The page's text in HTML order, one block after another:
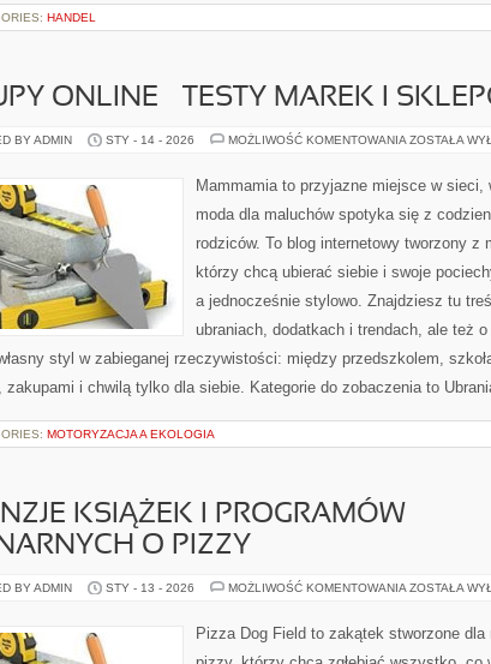
HANDEL
ONLINE – TESTY MAREK I
BY ADMIN STY - 14 - 2026 MOŻLIWOŚĆ KOMENTOWANIA ZAKUPY
MAREK
SKLEPÓW
ZOSTAŁA
Mammamia to przyjazne miejsce w sieci,
moda dla maluchów spotyka się z
rodziców. To blog internetowy tworzony z
którzy chcą ubierać siebie i swoje
a jednocześnie stylowo. Znajdziesz tu
ubraniach, dodatkach i trendach, ale też
styl w zabieganej rzeczywistości: między przedszkolem,
zakupami i chwilą tylko dla siebie. Kategorie do zobaczenia to
MOTORYZACJA A EKOLOGIA
KSIĄŻEK I PROGRAMÓW
O PIZZY
BY ADMIN STY - 13 - 2026 MOŻLIWOŚĆ KOMENTOWANIA RECENZJE
PROGRAMÓW
KULINARNYCH
ZOSTAŁA
Pizza Dog Field to zakątek stworzone dla